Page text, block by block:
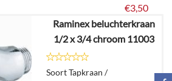
€3,50
Details
Raminex beluchterkraan
1/2 x 3/4 chroom 11003
Soort Tapkraan /